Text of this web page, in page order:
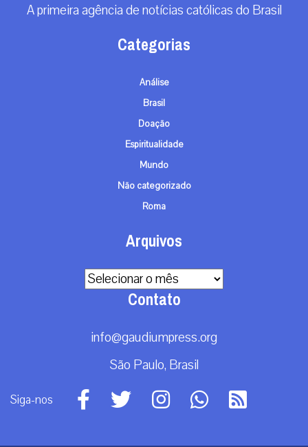
A primeira agência de notícias católicas do Brasil
Categorias
Análise
Brasil
Doação
Espiritualidade
Mundo
Não categorizado
Roma
Arquivos
Arquivos
Contato
info@gaudiumpress.org
São Paulo, Brasil
Siga-nos